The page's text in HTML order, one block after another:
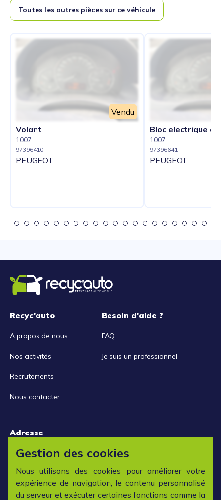
Toutes les autres pièces sur ce véhicule
Vendu
Volant
1007
97396410
PEUGEOT
Bloc electrique
1007
97396641
PEUGEOT
Recyc'auto
A propos de nous
Nos activités
Recrutements
Nous contacter
Besoin d'aide ?
FAQ
Je suis un professionnel
Adresse
15 rue de la Libération
42152 L'horme
Horaires
Gestion des cookies
Nous utilisons des cookies pour améliorer votre
expérience de navigation, le contenu personnalisé
du serveur et exécuter certaines fonctions comme la